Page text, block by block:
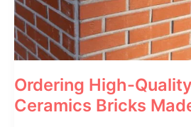
Ordering High-
Ceramics Bricks